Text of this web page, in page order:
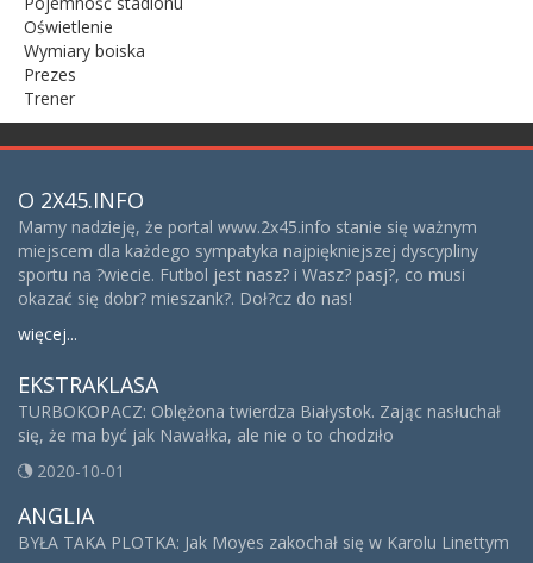
Oświetlenie
Wymiary boiska
Prezes
Trener
O 2X45.INFO
Mamy nadzieję, że portal www.2x45.info stanie się ważnym
miejscem dla każdego sympatyka najpiękniejszej dyscypliny
sportu na ?wiecie. Futbol jest nasz? i Wasz? pasj?, co musi
okazać się dobr? mieszank?. Doł?cz do nas!
więcej...
EKSTRAKLASA
TURBOKOPACZ: Oblężona twierdza Białystok. Zając nasłuchał
się, że ma być jak Nawałka, ale nie o to chodziło
2020-10-01
ANGLIA
BYŁA TAKA PLOTKA: Jak Moyes zakochał się w Karolu Linettym